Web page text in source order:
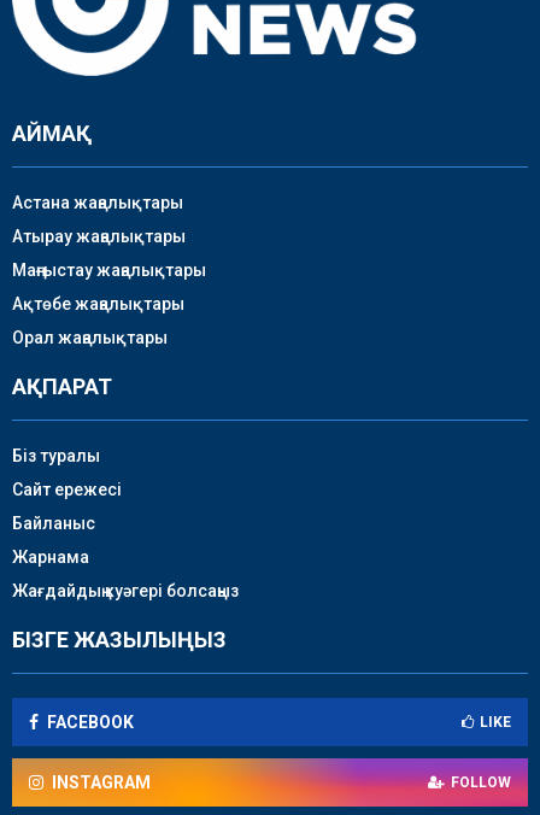
АЙМАҚ
Астана жаңалықтары
Атырау жаңалықтары
Маңғыстау жаңалықтары
Ақтөбе жаңалықтары
Орал жаңалықтары
АҚПАРАТ
Біз туралы
Сайт ережесі
Байланыс
Жарнама
Жағдайдың куәгері болсаңыз
БІЗГЕ ЖАЗЫЛЫҢЫЗ
FACEBOOK LIKE
INSTAGRAM FOLLOW